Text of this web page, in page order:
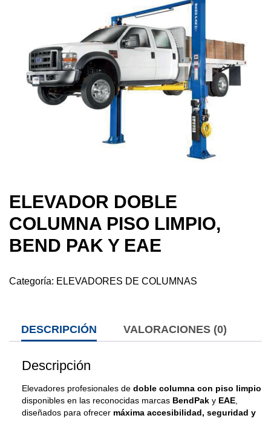
ELEVADOR DOBLE
COLUMNA PISO LIMPIO,
BEND PAK Y EAE
Categoría: ELEVADORES DE COLUMNAS
DESCRIPCIÓN VALORACIONES (0)
Descripción
Elevadores profesionales de doble columna con piso limpio
disponibles en las reconocidas marcas BendPak y EAE
diseñados para ofrecer máxima accesibilidad, seguridad y